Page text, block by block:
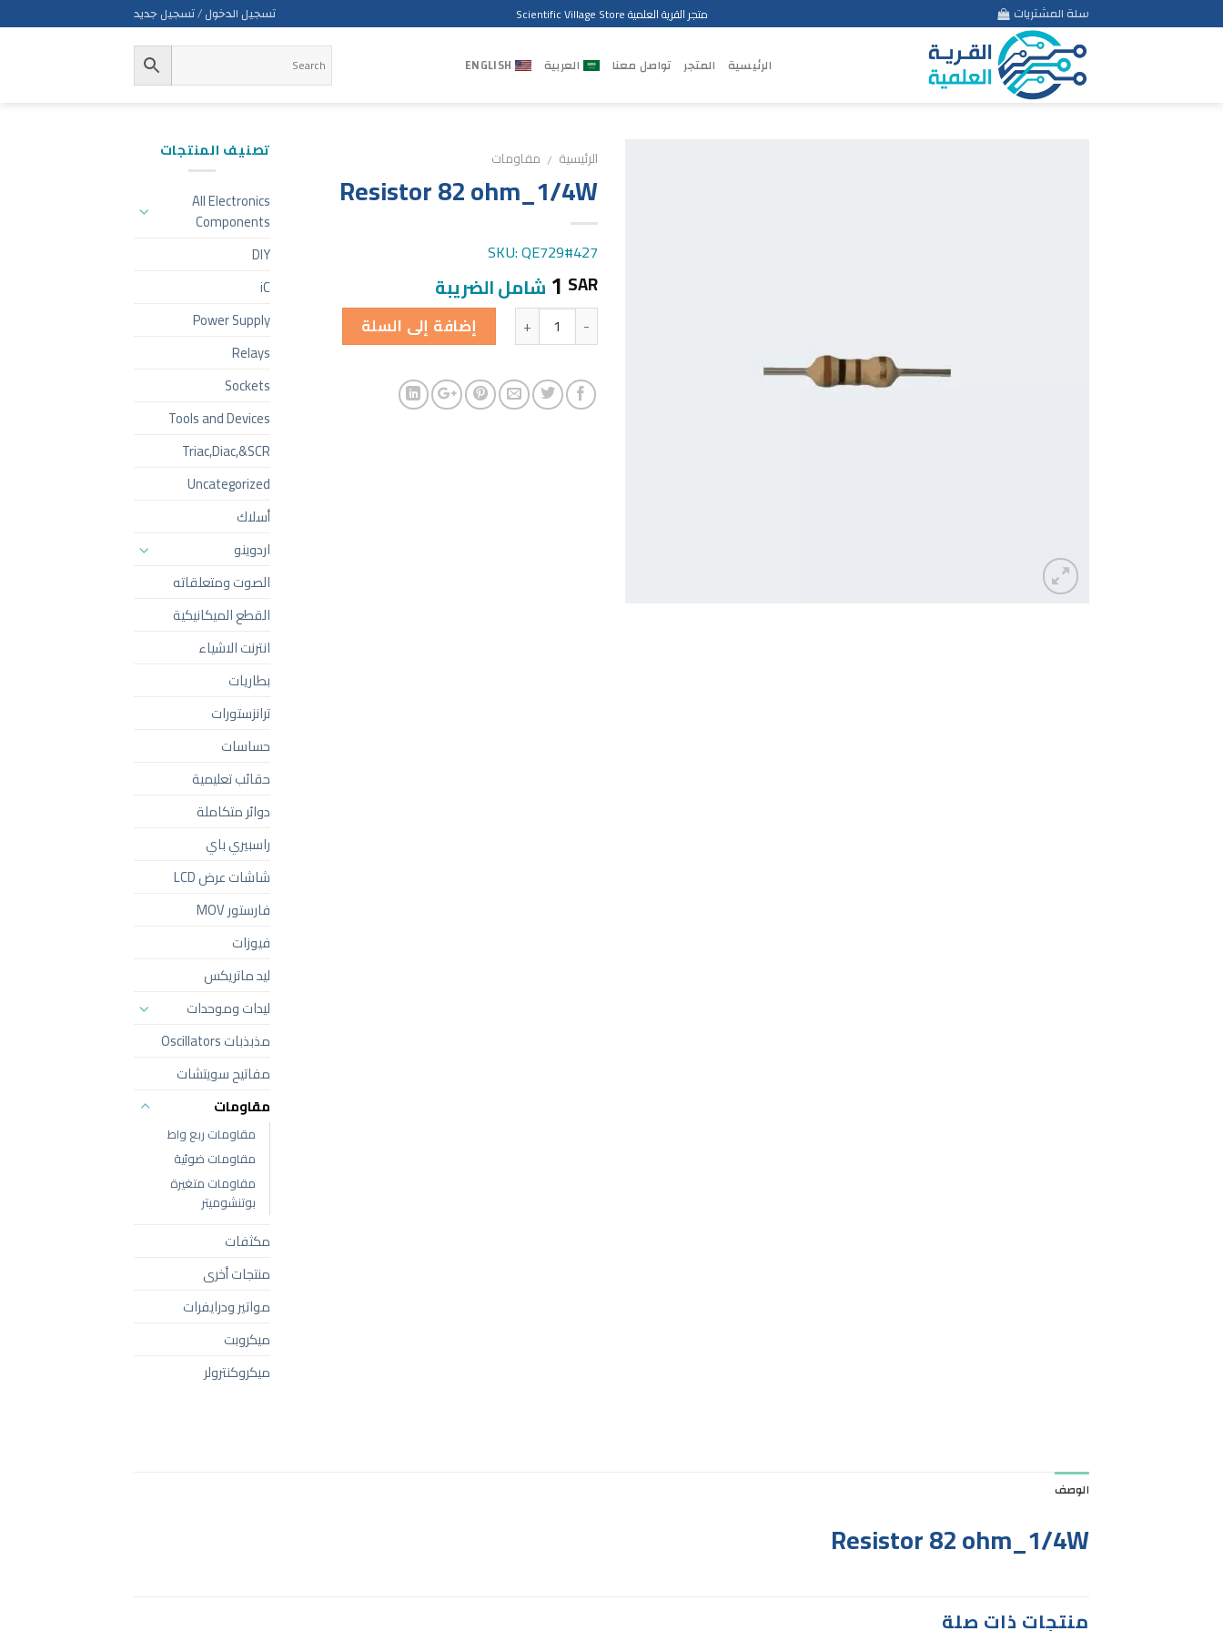
to
سلة المشتريات متجر القرية العلمية Scientific Village Store تسجيل الدخول / تسجيل جديد
الرئيسية المتجر تواصل معنا العربية ENGLISH
الرئيسية / مقاومات
Resistor 82 ohm_1/4W
SKU: QE729#427
1 SAR شامل الضريبة
الكمية إضافة إلى السلة
تصنيف المنتجات
All Electronics
Components
DIY
iC
Power Supply
Relays
Sockets
Tools and Devices
Triac,Diac,&SCR
Uncategorized
أسلاك
اردوينو
الصوت ومتعلقاته
القطع الميكانيكية
انترنت الاشياء
بطاريات
ترانزستورات
حساسات
حقائب تعليمية
دوائر متكاملة
راسبيري باي
شاشات عرض LCD
فارستور MOV
فيوزات
ليد ماتريكس
ليدات وموحدات
مذبذبات Oscillators
مفاتيح سويتشات
مقاومات
مقاومات ربع واط
مقاومات ضوئية
مقاومات متغيرة
بوتنشوميتر
مكثفات
منتجات أخرى
مواتير ودرايفرات
ميكروبت
ميكروكنترولر
الوصف
Resistor 82 ohm_1/4W
منتجات ذات صلة